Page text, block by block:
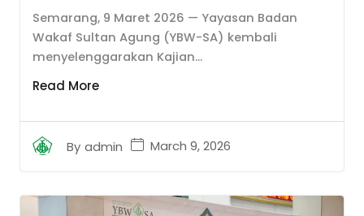
By admin March 9, 2026
Semarang, 9 Maret 2026 — Yayasan Badan
Wakaf Sultan Agung (YBW-SA) kembali
menyelenggarakan Kajian...
Read More